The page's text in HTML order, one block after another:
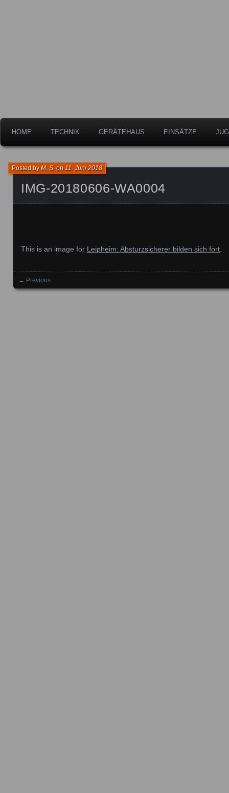
HOME TECHNIK GERÄTEHAUS EINSÄTZE
IMG-20180606-WA0004
Posted byM. S. on11. Juni 2018
This is an image for Leipheim: Absturzsicherer bilden sich fort
Images navigation
← Previous